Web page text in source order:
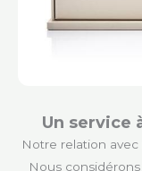
Un service
Notre relation avec
Nous